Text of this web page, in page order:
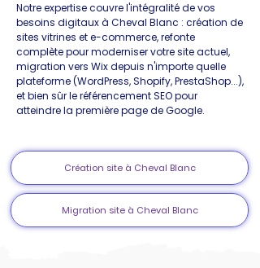
Notre expertise couvre l'intégralité de vos
besoins digitaux à Cheval Blanc : création de
sites vitrines et e-commerce, refonte
complète pour moderniser votre site actuel,
migration vers Wix depuis n'importe quelle
plateforme (WordPress, Shopify, PrestaShop...),
et bien sûr le référencement SEO pour
atteindre la première page de Google.
Création site à Cheval Blanc
Migration site à Cheval Blanc